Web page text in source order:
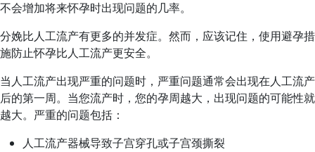
不会增加将来怀孕时出现问题的几率。
分娩比人工流产有更多的并发症。然而，应该记住，使用避孕措
施防止怀孕比人工流产更安全。
当人工流产出现严重的问题时，严重问题通常会出现在人工流产
后的第一周。当您流产时，您的孕周越大，出现问题的可能性就
越大。严重的问题包括：
人工流产器械导致子宫穿孔或子宫颈撕裂